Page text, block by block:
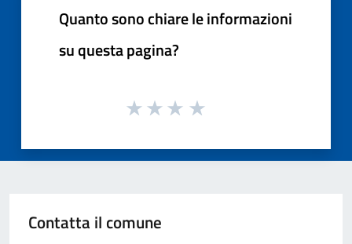
Quanto sono chiare le informazioni
su questa pagina?
Contatta il comune